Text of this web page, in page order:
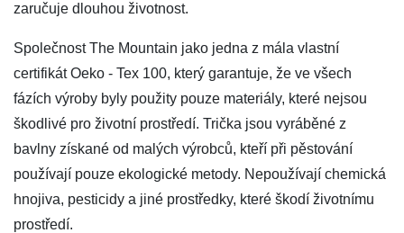
zaručuje dlouhou životnost.
Společnost The Mountain jako jedna z mála vlastní
certifikát Oeko - Tex 100, který garantuje, že ve všech
fázích výroby byly použity pouze materiály, které nejsou
škodlivé pro životní prostředí. Trička jsou vyráběné z
bavlny získané od malých výrobců, kteří při pěstování
používají pouze ekologické metody. Nepoužívají chemická
hnojiva, pesticidy a jiné prostředky, které škodí životnímu
prostředí.